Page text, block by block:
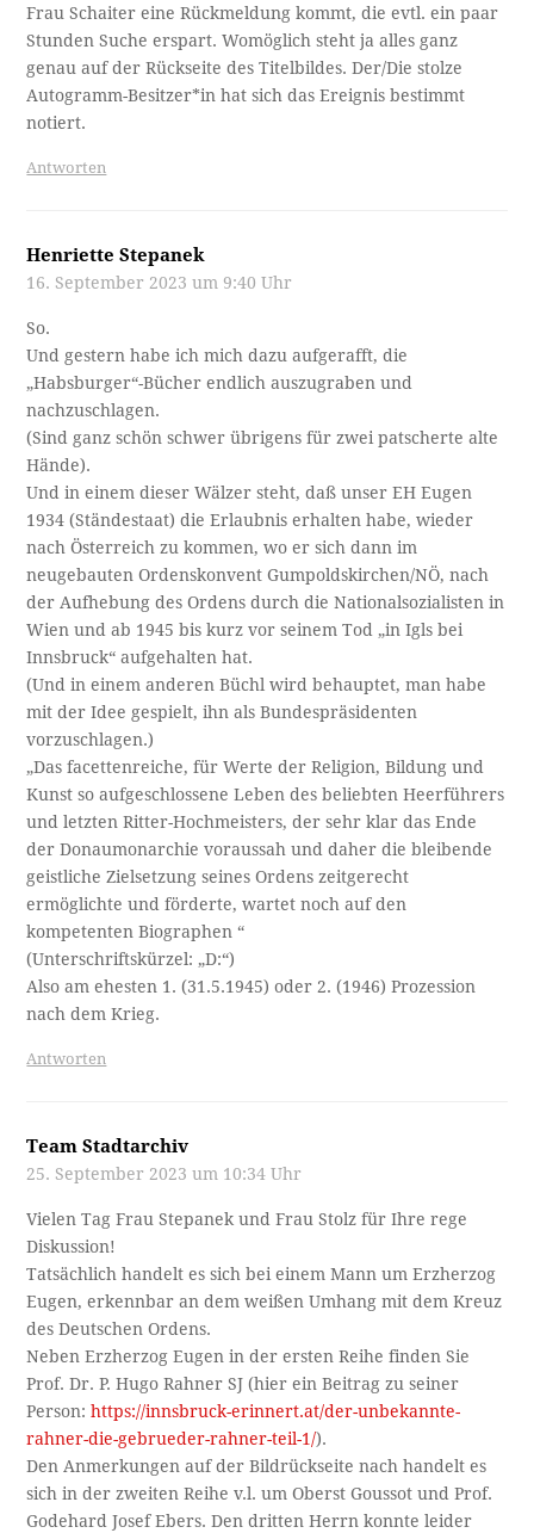
Frau Schaiter eine Rückmeldung kommt, die evtl. ein paar
Stunden Suche erspart. Womöglich steht ja alles ganz
genau auf der Rückseite des Titelbildes. Der/Die stolze
Autogramm-Besitzer*in hat sich das Ereignis bestimmt
notiert.
Antworten
Henriette Stepanek
16. September 2023 um 9:40 Uhr
So.
Und gestern habe ich mich dazu aufgerafft, die
„Habsburger“-Bücher endlich auszugraben und
nachzuschlagen.
(Sind ganz schön schwer übrigens für zwei patscherte alte
Hände).
Und in einem dieser Wälzer steht, daß unser EH Eugen
1934 (Ständestaat) die Erlaubnis erhalten habe, wieder
nach Österreich zu kommen, wo er sich dann im
neugebauten Ordenskonvent Gumpoldskirchen/NÖ, nach
der Aufhebung des Ordens durch die Nationalsozialisten in
Wien und ab 1945 bis kurz vor seinem Tod „in Igls bei
Innsbruck“ aufgehalten hat.
(Und in einem anderen Büchl wird behauptet, man habe
mit der Idee gespielt, ihn als Bundespräsidenten
vorzuschlagen.)
„Das facettenreiche, für Werte der Religion, Bildung und
Kunst so aufgeschlossene Leben des beliebten Heerführers
und letzten Ritter-Hochmeisters, der sehr klar das Ende
der Donaumonarchie voraussah und daher die bleibende
geistliche Zielsetzung seines Ordens zeitgerecht
ermöglichte und förderte, wartet noch auf den
kompetenten Biographen “
(Unterschriftskürzel: „D:“)
Also am ehesten 1. (31.5.1945) oder 2. (1946) Prozession
nach dem Krieg.
Antworten
Team Stadtarchiv
25. September 2023 um 10:34 Uhr
Vielen Tag Frau Stepanek und Frau Stolz für Ihre rege
Diskussion!
Tatsächlich handelt es sich bei einem Mann um Erzherzog
Eugen, erkennbar an dem weißen Umhang mit dem Kreuz
des Deutschen Ordens.
Neben Erzherzog Eugen in der ersten Reihe finden Sie
Prof. Dr. P. Hugo Rahner SJ (hier ein Beitrag zu seiner
Person:https://innsbruck-erinnert.at/der-unbekannte-
rahner-die-gebrueder-rahner-teil-1/).
Den Anmerkungen auf der Bildrückseite nach handelt es
sich in der zweiten Reihe v.l. um Oberst Goussot und Prof.
Godehard Josef Ebers. Den dritten Herrn konnte leider